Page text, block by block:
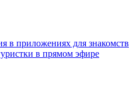
в приложениях для знакомств
в прямом эфире